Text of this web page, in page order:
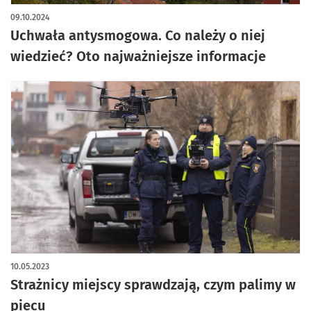
Uchwała antysmogowa. Co należy o niej
wiedzieć? Oto najważniejsze informacje
09.10.2024
Strażnicy miejscy sprawdzają, czym palimy w
piecu
10.05.2023